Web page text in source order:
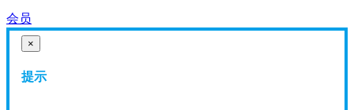
会员
×
提示